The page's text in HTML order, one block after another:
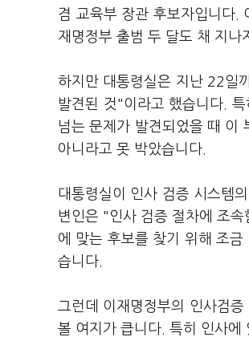
겸 교육부 장관 후보자입니다.
재명정부 출범 두 달도 채 지나
하지만 대통령실은 지난 22일
발견된 것"이라고 했습니다.
넘는 문제가 발견되었을 때 이
아니라고 못 박았습니다.
대통령실이 인사 검증 시스템
변인은 "인사 검증 절차에 조
에 맞는 후보를 찾기 위해 조
습니다.
그런데 이재명정부의 인사검
볼 여지가 큽니다. 특히 인사에